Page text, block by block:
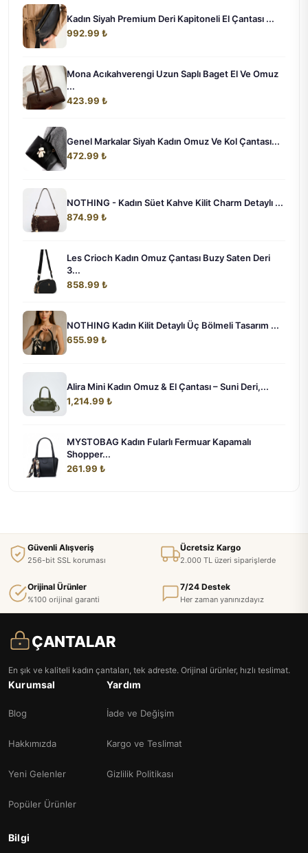
Kadın Siyah Premium Deri Kapitoneli El Çantası ...
992.99 ₺
Mona Acıkahverengi Uzun Saplı Baget El Ve Omuz
...
423.99 ₺
Genel Markalar Siyah Kadın Omuz Ve Kol Çantası...
472.99 ₺
NOTHING - Kadın Süet Kahve Kilit Charm Detaylı ...
874.99 ₺
Les Crioch Kadın Omuz Çantası Buzy Saten Deri
3...
858.99 ₺
NOTHING Kadın Kilit Detaylı Üç Bölmeli Tasarım ...
655.99 ₺
Alira Mini Kadın Omuz & El Çantası – Suni Deri,...
1,214.99 ₺
MYSTOBAG Kadın Fularlı Fermuar Kapamalı
Shopper...
261.99 ₺
Güvenli Alışveriş
256-bit SSL koruması
Ücretsiz Kargo
2.000 TL üzeri siparişlerde
Orijinal Ürünler
%100 orijinal garanti
7/24 Destek
Her zaman yanınızdayız
ÇANTALAR
En şık ve kaliteli kadın çantaları, tek adreste. Orijinal ürünler, hızlı teslimat.
Kurumsal
Blog
Hakkımızda
Yeni Gelenler
Popüler Ürünler
Yardım
İade ve Değişim
Kargo ve Teslimat
Gizlilik Politikası
Bilgi